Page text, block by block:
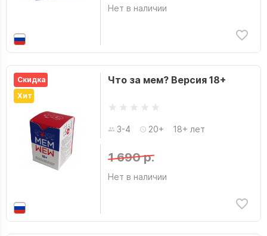
Нет в наличии
Скидка
Хит
Что за мем? Версия 18+
3-4 20+ 18+ лет
1 690 р.
Нет в наличии